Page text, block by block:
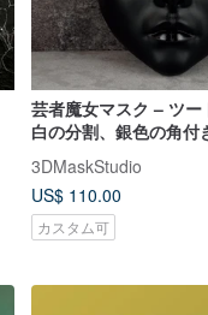
芸者魔女マスク – ツー
白の分割、銀色の角付
3DMaskStudio
US$ 110.00
カスタム可